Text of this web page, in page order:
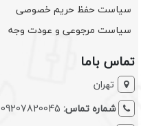
سیاست حفظ حریم خصوصی
سیاست مرجوعی و عودت وجه
تماس باما
تهران
شماره تماس: 09207820045